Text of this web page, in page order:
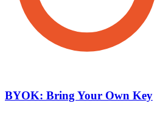
BYOK: Bring Your Own Key